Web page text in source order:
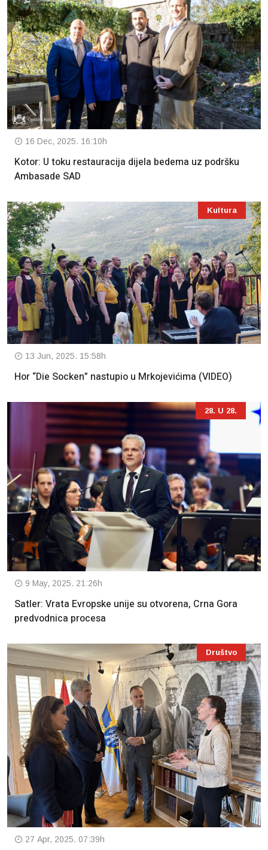
16 Dec, 2025. 16:10h
Kotor: U toku restauracija dijela bedema uz podršku
Ambasade SAD
Kultura
13 Jun, 2025. 15:58h
Hor “Die Socken” nastupio u Mrkojevićima (VIDEO)
28. U 28.
9 May, 2025. 21:26h
Satler: Vrata Evropske unije su otvorena, Crna Gora
predvodnica procesa
Društvo
27 Apr, 2025. 07:39h